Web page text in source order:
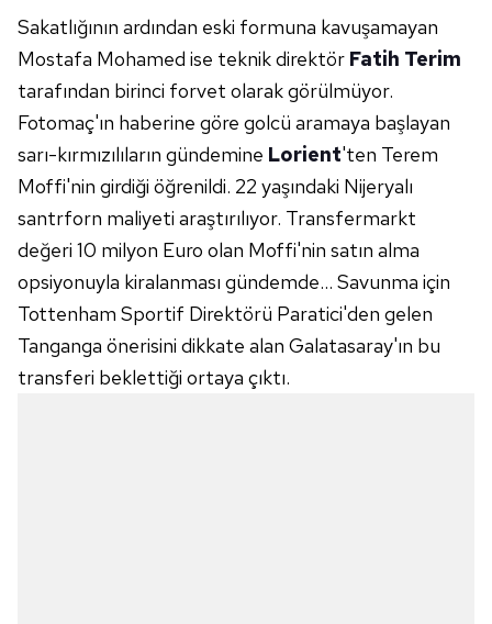
Sakatlığının ardından eski formuna kavuşamayan
Mostafa Mohamed ise teknik direktör Fatih Terim
tarafından birinci forvet olarak görülmüyor.
Fotomaç'ın haberine göre golcü aramaya başlayan
sarı-kırmızılıların gündemine Lorient'ten Terem
Moffi'nin girdiği öğrenildi. 22 yaşındaki Nijeryalı
santrforn maliyeti araştırılıyor. Transfermarkt
değeri 10 milyon Euro olan Moffi'nin satın alma
opsiyonuyla kiralanması gündemde... Savunma için
Tottenham Sportif Direktörü Paratici'den gelen
Tanganga önerisini dikkate alan Galatasaray'ın bu
transferi beklettiği ortaya çıktı.